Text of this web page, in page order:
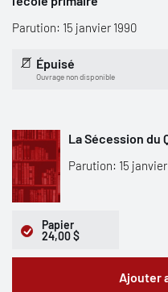
Parution: 15 janvier 1990
Épuisé
Ouvrage non disponible
La Sécession du
Parution: 15 janvier
Papier
24,00 $
Ajouter